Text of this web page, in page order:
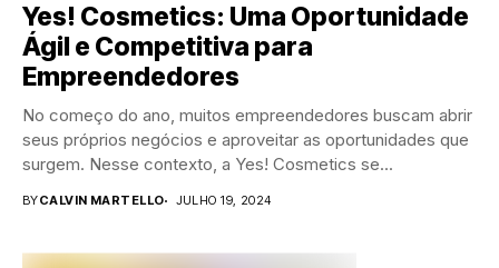
Yes! Cosmetics: Uma Oportunidade
Ágil e Competitiva para
Empreendedores
No começo do ano, muitos empreendedores buscam abrir
seus próprios negócios e aproveitar as oportunidades que
surgem. Nesse contexto, a Yes! Cosmetics se...
BYCALVIN MARTELLO JULHO 19, 2024